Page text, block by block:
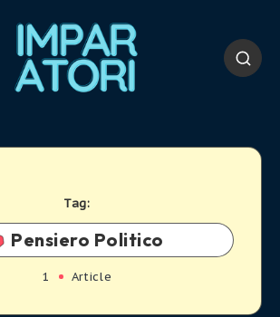
Tag:
Pensiero Politico
1 Article